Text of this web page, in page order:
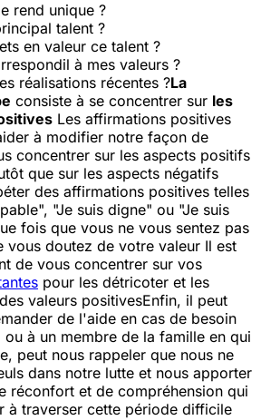
rend unique ?
talent ?
en valeur ce talent ?
il à mes valeurs ?
réalisations récentes ?La
consiste à se concentrer sur les
Les affirmations positives
à modifier notre façon de
concentrer sur les aspects positifs
que sur les aspects négatifs
des affirmations positives telles
"Je suis digne" ou "Je suis
fois que vous ne vous sentez pas
vous doutez de votre valeur Il est
de vous concentrer sur vos
pour les détricoter et les
valeurs positivesEnfin, il peut
de l'aide en cas de besoin
ou à un membre de la famille en qui
peut nous rappeler que nous ne
dans notre lutte et nous apporter
réconfort et de compréhension qui
à traverser cette période difficile